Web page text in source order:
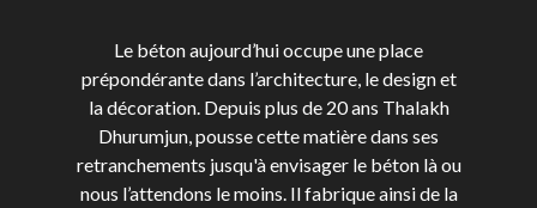
Le béton aujourd’hui occupe une place
prépondérante dans l’architecture, le design et
la décoration. Depuis plus de 20 ans Thalakh
Dhurumjun, pousse cette matière dans ses
retranchements jusqu'à envisager le béton là ou
nous l’attendons le moins. Il fabrique ainsi de la